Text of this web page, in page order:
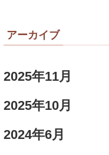
アーカイブ
2025年11月
2025年10月
2024年6月